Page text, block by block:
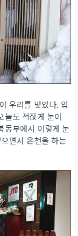
우리를 맞았다. 입
늘도 적잖게 눈이
동부에서 이렇게 눈
면서 온천을 하는